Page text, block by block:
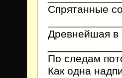
Спрятанные
Древнейшая в
По следам
Как одна